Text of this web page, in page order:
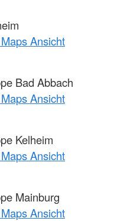
Ansicht
Bad Abbach
Ansicht
Kelheim
Ansicht
Mainburg
Ansicht